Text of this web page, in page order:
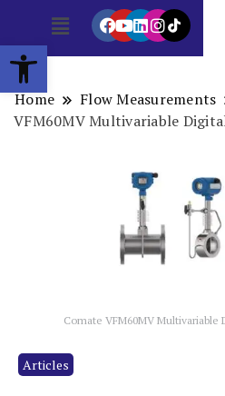
Open toolbar
Home Flow Measurements
VFM60MV Multivariable
Comate VFM60MV Multivariable
Articles